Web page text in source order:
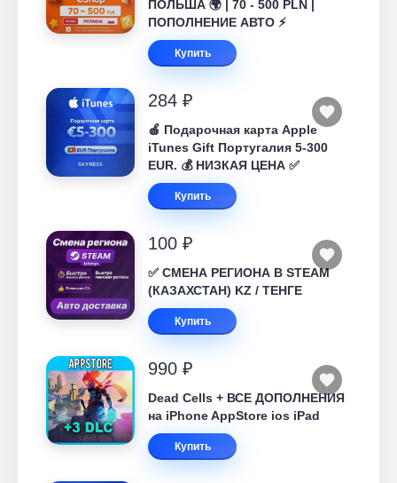
ПОЛЬША 🌍 | 70 - 500 PLN |
ПОПОЛНЕНИЕ АВТО ⚡
Купить
284 ₽
🍎 Подарочная карта Apple
iTunes Gift Португалия 5-300
EUR. 💰 НИЗКАЯ ЦЕНА ✅
Купить
100 ₽
✅ СМЕНА РЕГИОНА В STEAM
(КАЗАХСТАН) KZ / ТЕНГЕ
Купить
990 ₽
Dead Cells + ВСЕ ДОПОЛНЕНИЯ
на iPhone AppStore ios iPad
Купить